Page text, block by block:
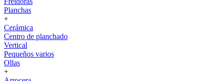
Planchas
+
Cerámica
Centro de planchado
Vertical
Pequeños varios
Ollas
+